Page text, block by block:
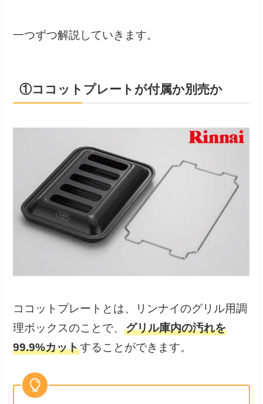
一つずつ解説していきます。
①ココットプレートが付属か別売か
ココットプレートとは、リンナイのグリル用調
理ボックスのことで、グリル庫内の汚れを
99.9%カットすることができます。